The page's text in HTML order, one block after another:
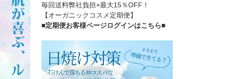
毎回送料弊社負担+最大15％OFF！
【オーガニックコスメ定期便】
■定期便お客様ページログインはこちら■